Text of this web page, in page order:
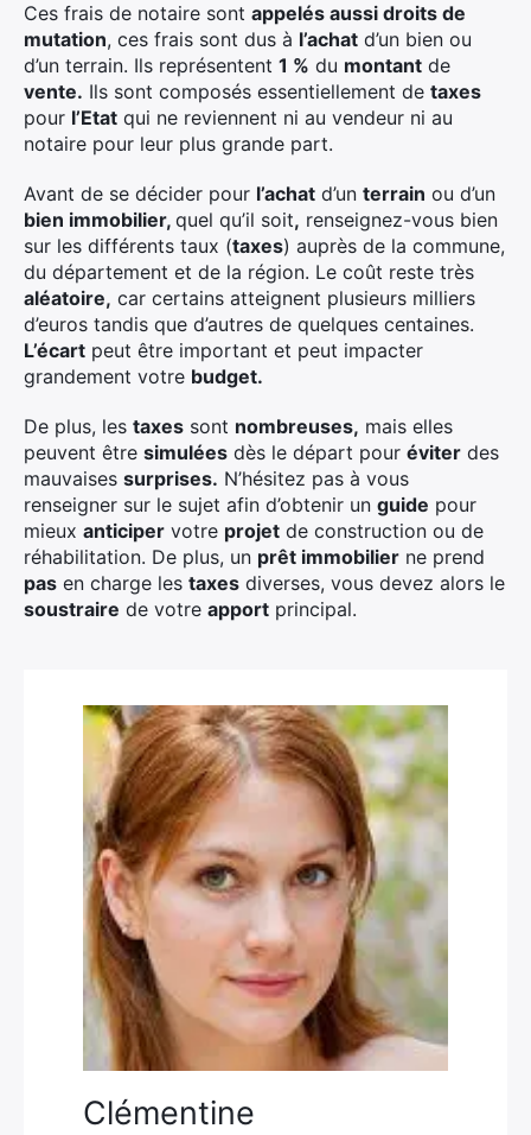
Ces frais de notaire sont appelés aussi droits de
mutation, ces frais sont dus à l’achat d’un bien ou
d’un terrain. Ils représentent 1 % du montant de
vente. Ils sont composés essentiellement de taxes
pour l’Etat qui ne reviennent ni au vendeur ni au
notaire pour leur plus grande part.
Avant de se décider pour l’achat d’un terrain ou d’un
bien immobilier, quel qu’il soit, renseignez-vous bien
sur les différents taux (taxes) auprès de la commune,
du département et de la région. Le coût reste très
aléatoire, car certains atteignent plusieurs milliers
d’euros tandis que d’autres de quelques centaines.
L’écart peut être important et peut impacter
grandement votre budget.
De plus, les taxes sont nombreuses, mais elles
peuvent être simulées dès le départ pour éviter des
mauvaises surprises. N’hésitez pas à vous
renseigner sur le sujet afin d’obtenir un guide pour
mieux anticiper votre projet de construction ou de
réhabilitation. De plus, un prêt immobilier ne prend
pas en charge les taxes diverses, vous devez alors le
soustraire de votre apport principal.
Clémentine